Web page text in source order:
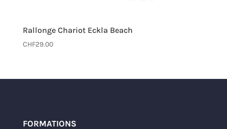
Rallonge Chariot Eckla Beach
CHF29.00
FORMATIONS